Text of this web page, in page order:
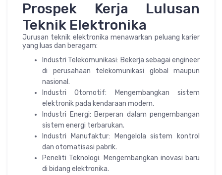
Prospek Kerja Lulusan
Teknik Elektronika
Jurusan teknik elektronika menawarkan peluang karier
yang luas dan beragam:
Industri Telekomunikasi: Bekerja sebagai engineer
di perusahaan telekomunikasi global maupun
nasional.
Industri Otomotif: Mengembangkan sistem
elektronik pada kendaraan modern.
Industri Energi: Berperan dalam pengembangan
sistem energi terbarukan.
Industri Manufaktur: Mengelola sistem kontrol
dan otomatisasi pabrik.
Peneliti Teknologi: Mengembangkan inovasi baru
di bidang elektronika.